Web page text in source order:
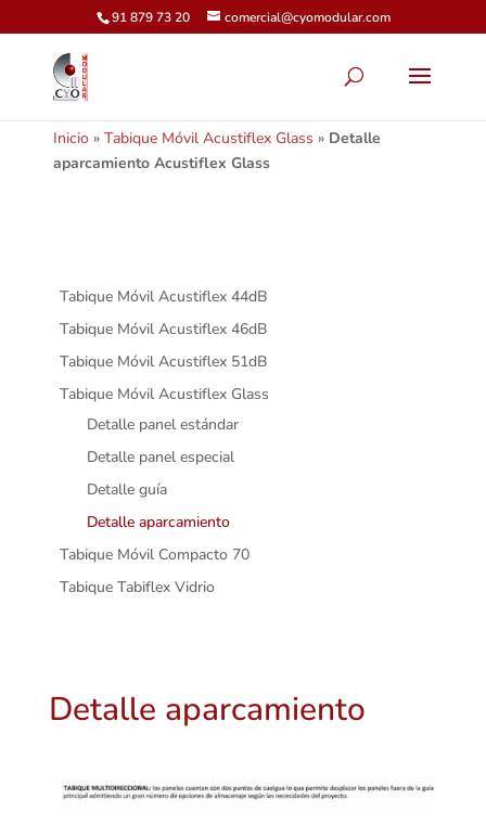
91 879 73 20 comercial@cyomodular.com
Inicio» Tabique Móvil Acustiflex Glass » Detalle
aparcamiento Acustiflex Glass
Tabique Móvil Acustiflex 44dB
Tabique Móvil Acustiflex 46dB
Tabique Móvil Acustiflex 51dB
Tabique Móvil Acustiflex Glass
Detalle panel estándar
Detalle panel especial
Detalle guía
Detalle aparcamiento
Tabique Móvil Compacto 70
Tabique Tabiflex Vidrio
Detalle aparcamiento